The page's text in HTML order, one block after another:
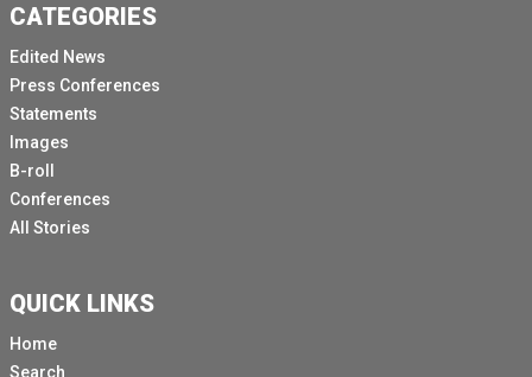
CATEGORIES
Edited News
Press Conferences
Statements
Images
B-roll
Conferences
All Stories
QUICK LINKS
Home
Search